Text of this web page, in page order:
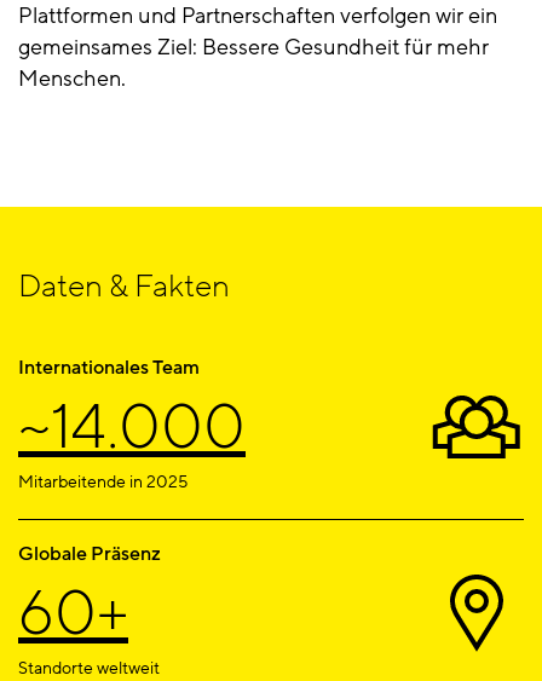
Plattformen und Partnerschaften verfolgen wir ein
gemeinsames Ziel: Bessere Gesundheit für mehr
Menschen.
Daten & Fakten
Internationales Team
~14.000
Mitarbeitende in 2025
Globale Präsenz
60+
Standorte weltweit